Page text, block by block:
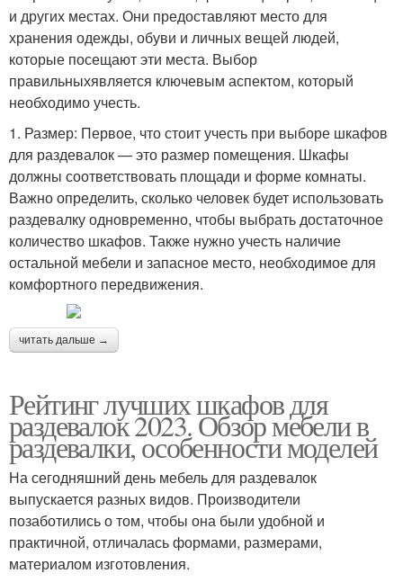
и других местах. Они предоставляют место для
хранения одежды, обуви и личных вещей людей,
которые посещают эти места. Выбор
правильныхявляется ключевым аспектом, который
необходимо учесть.
1. Размер: Первое, что стоит учесть при выборе шкафов
для раздевалок — это размер помещения. Шкафы
должны соответствовать площади и форме комнаты.
Важно определить, сколько человек будет использовать
раздевалку одновременно, чтобы выбрать достаточное
количество шкафов. Также нужно учесть наличие
остальной мебели и запасное место, необходимое для
комфортного передвижения.
читать дальше →
Рейтинг лучших шкафов для
раздевалок 2023. Обзор мебели в
раздевалки, особенности моделей
На сегодняшний день мебель для раздевалок
выпускается разных видов. Производители
позаботились о том, чтобы она были удобной и
практичной, отличалась формами, размерами,
материалом изготовления.